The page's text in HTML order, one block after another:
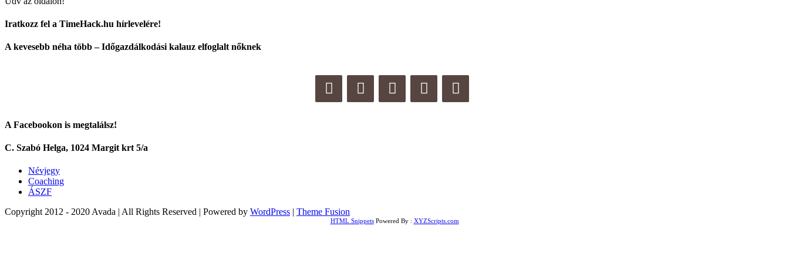
Iratkozz fel a TimeHack.hu hírlevelére!
A kevesebb néha több – Időgazdálkodási kalauz elfoglalt nőknek
A Facebookon is megtalálsz!
C. Szabó Helga, 1024 Margit krt 5/a
Névjegy
Coaching
ÁSZF
Copyright 2012 - 2020 Avada | All Rights Reserved | Powered by WordPress | Theme Fusion
HTML SnippetsPowered By : XYZScripts.com